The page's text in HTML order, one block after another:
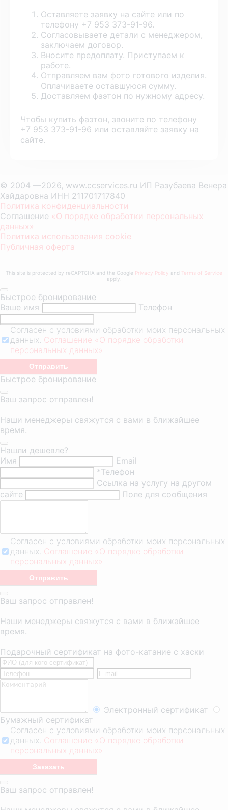
Оставляете заявку на сайте или по
телефону +7 953 373-91-96.
Согласовываете детали с менеджером,
заключаем договор.
Вносите предоплату. Приступаем к
работе.
Отправляем вам фото готового изделия.
Оплачиваете оставшуюся сумму.
Доставляем фаэтон по нужному адресу.
Чтобы купить фаэтон, звоните по телефону
+7 953 373-91-96 или оставляйте заявку на
сайте.
© 2004 —2026, www.ccservices.ru ИП Разубаева Венера
Хайдаровна ИНН 211701717840
Политика конфиденциальности
Соглашение «О порядке обработки персональных
данных»
Политика использования cookie
Публичная оферта
This site is protected by reCAPTCHA and the Google Privacy Policy and
Terms of Service
apply.
Быстрое бронирование
Ваше имя
Телефон
Согласен с условиями обработки моих персональных
данных. Соглашение «О порядке обработки
персональных данных»
Быстрое бронирование
Ваш запрос отправлен!
Наши менеджеры свяжутся с вами в ближайшее
время.
Нашли дешевле?
Имя
Email
*Телефон
Ссылка на услугу на другом
сайте
Поле для сообщения
Согласен с условиями обработки моих персональных
данных. Соглашение «О порядке обработки
персональных данных»
Ваш запрос отправлен!
Наши менеджеры свяжутся с вами в ближайшее
время.
Подарочный сертификат на фото-катание с хаски
Электронный сертификат
Бумажный сертификат
Согласен с условиями обработки моих персональных
данных. Соглашение «О порядке обработки
персональных данных»
Ваш запрос отправлен!